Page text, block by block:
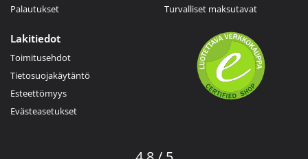
Palautukset
Turvalliset maksutavat
Lakitiedot
Toimitusehdot
Tietosuojakäytäntö
Esteettömyys
Evästeasetukset